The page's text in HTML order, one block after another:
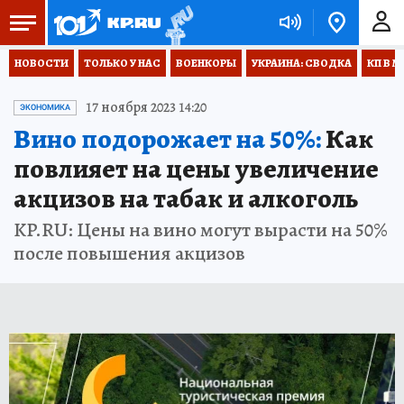
НОВОСТИ ТОЛЬКО У НАС ВОЕНКОРЫ УКРАИНА: СВОДКА КП В
ЭКОНОМИКА 17 ноября 2023 14:20
Вино подорожает на 50%:Как
повлияет на цены увеличение
акцизов на табак и алкоголь
KP.RU: Цены на вино могут вырасти на 50%
после повышения акцизов